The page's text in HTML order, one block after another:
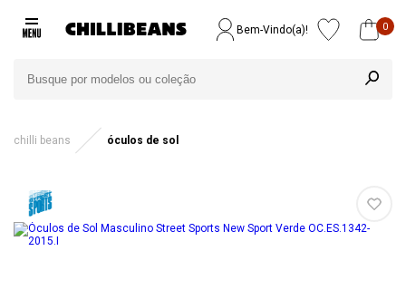
Bem-Vindo(a)! 0
chilli beans óculos de sol